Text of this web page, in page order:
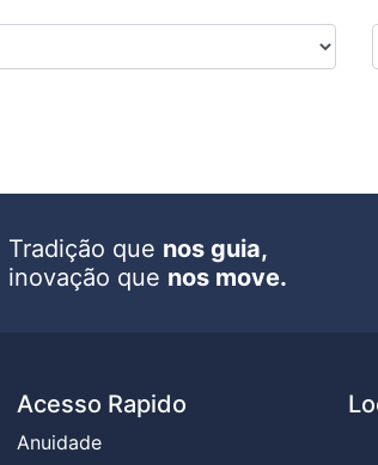
Tradição que nos guia,
inovação que nos move.
Acesso Rapido
Anuidade